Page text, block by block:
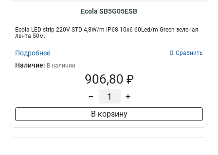
Ecola SB5G05ESB
Ecola LED strip 220V STD 4,8W/m IP68 10x6 60Led/m Green зеленая
лента 50м.
Подробнее Сравнить
Наличие: В наличии
906,80 ₽
– +
В корзину